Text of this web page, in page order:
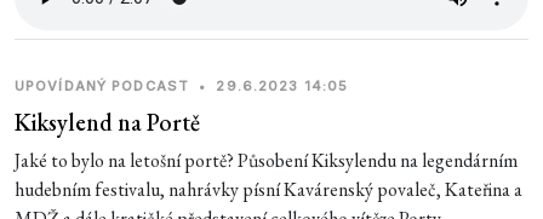
UPOVÍDANÝ PODCAST • 29.6.2023 14:05
Kiksylend na Portě
Jaké to bylo na letošní portě? Působení Kiksylendu na legendárním
hudebním festivalu, nahrávky písní Kavárenský povaleč, Kateřina a